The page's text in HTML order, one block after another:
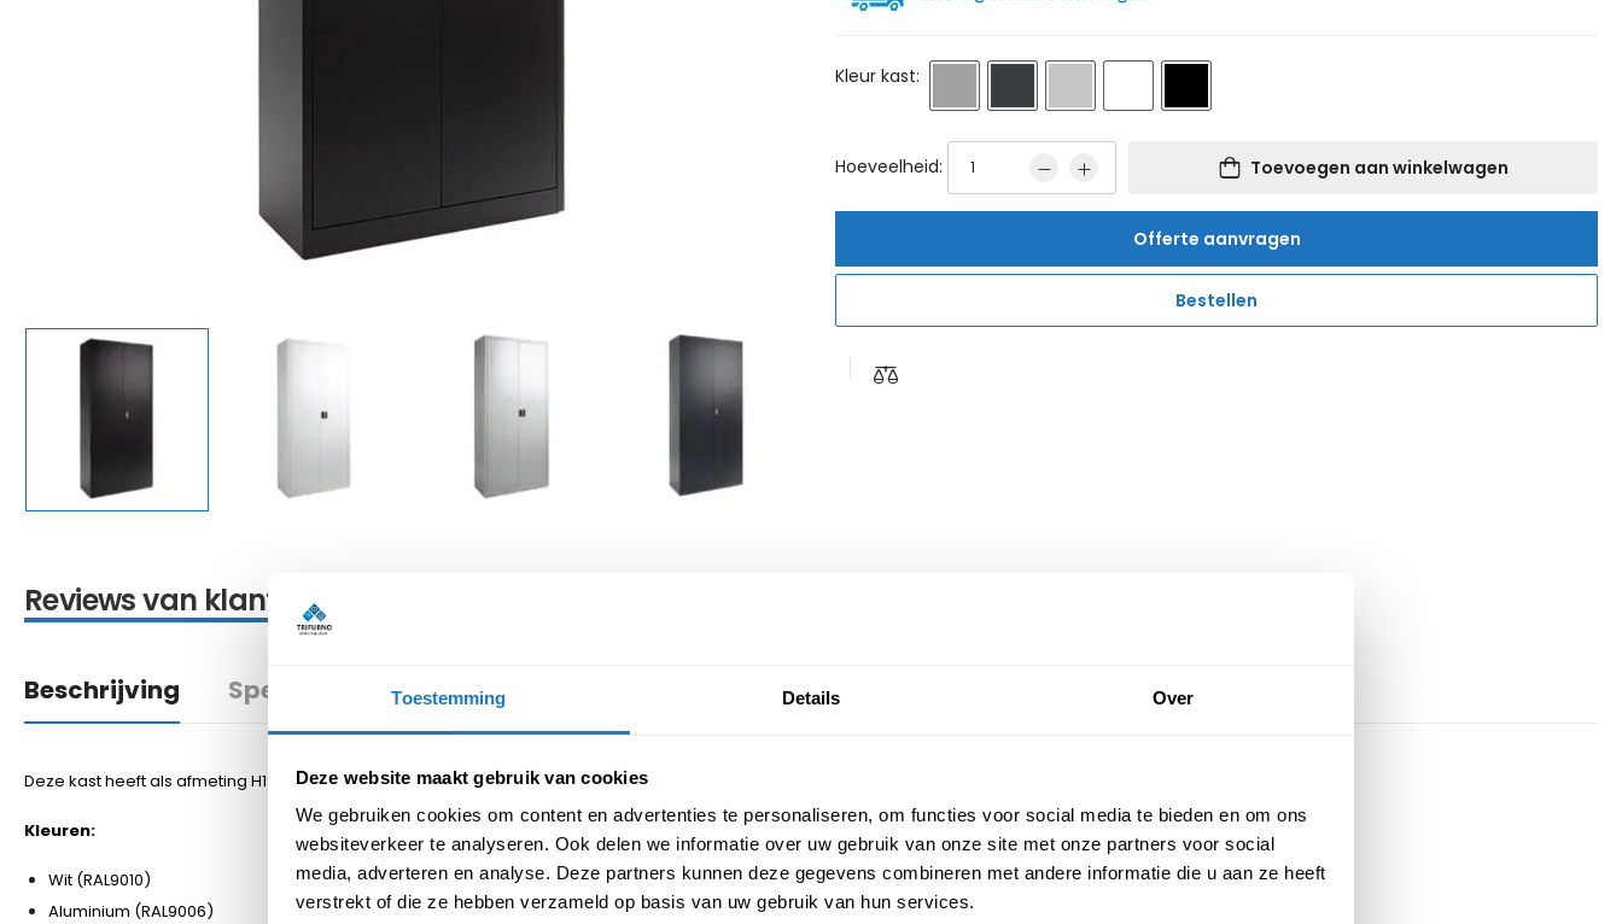
Toestemming Details Over
Deze website maakt gebruik van cookies
We gebruiken cookies om content en advertenties te personaliseren, om functies voor social media te bieden en om ons
websiteverkeer te analyseren. Ook delen we informatie over uw gebruik van onze site met onze partners voor social
media, adverteren en analyse. Deze partners kunnen deze gegevens combineren met andere informatie die u aan ze heeft
verstrekt of die ze hebben verzameld op basis van uw gebruik van hun services.
Kleur kast:
Hoeveelheid: Toevoegen aan winkelwagen
Offerte aanvragen
Bestellen
Reviews van klanten
Beschrijving Specificatie
Deze kast heeft als afmeting H195 x B92 x D42 cm. Zoals bovenstaand vermeld zal de kast in een vijftal verschillende kleuren beschikbaar zijn namelijk:
Kleuren:
Wit (RAL9010)
Aluminium (RAL9006)